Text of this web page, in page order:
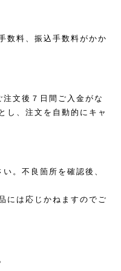
数料、振込手数料がかか
文後７日間ご入金がな
し、注文を自動的にキャ
。不良箇所を確認後、
には応じかねますのでご